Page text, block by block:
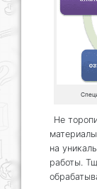
Не
на
работы.